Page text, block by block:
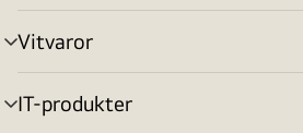
Vitvaror
menyväxling
IT-produkter
menyväxling